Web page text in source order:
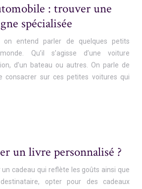
: trouver une
spécialisée
on entend parler de quelques petits
Qu’il s’agisse d’une voiture
d’un bateau ou autres. On parle de
consacrer sur ces petites voitures qui
un livre personnalisé ?
un cadeau qui reflète les goûts ainsi que
opter pour des cadeaux